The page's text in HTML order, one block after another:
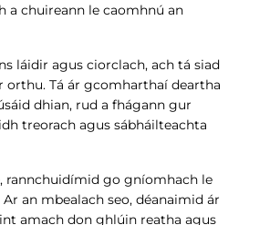
a chuireann le caomhnú an
láidir agus ciorclach, ach tá siad
orthu. Tá ár gcomharthaí deartha
dhian, rud a fhágann gur
treorach agus sábháilteachta
rannchuidímid go gníomhach le
an mbealach seo, déanaimid ár
amach don ghlúin reatha agus